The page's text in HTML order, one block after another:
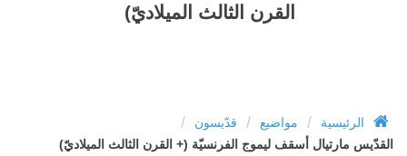
القرن الثالث الميلاديّ)
الرئيسية / مواضيع / قدّيسون /
القدّيس مارتيال أسقف ليموج الفرنسيّة (+ القرن الثالث الميلاديّ)